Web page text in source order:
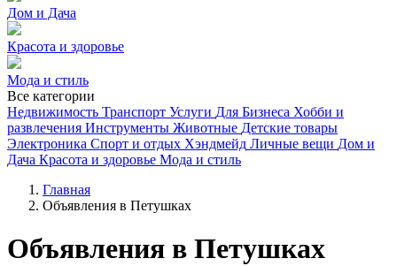
Дом и Дача
Красота и здоровье
Мода и стиль
Все категории
Недвижимость Транспорт Услуги Для Бизнеса Хобби и
развлечения Инструменты Животные Детские товары
Электроника Спорт и отдых Хэндмейд Личные вещи Дом и
Дача Красота и здоровье Мода и стиль
Главная
Объявления в Петушках
Объявления в Петушках